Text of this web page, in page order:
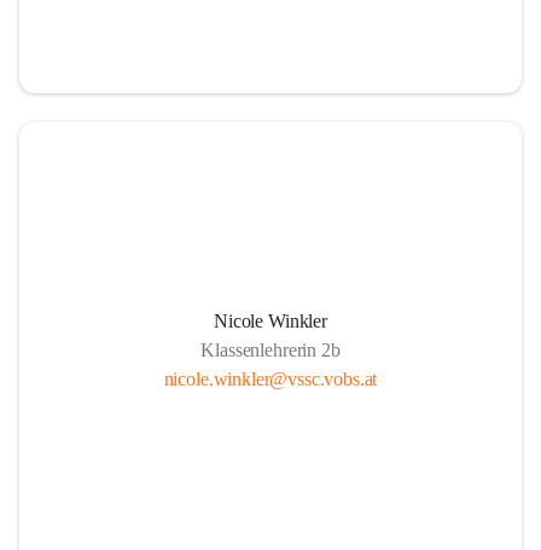
Nicole Winkler
Klassenlehrerin 2b
nicole.winkler@vssc.vobs.at